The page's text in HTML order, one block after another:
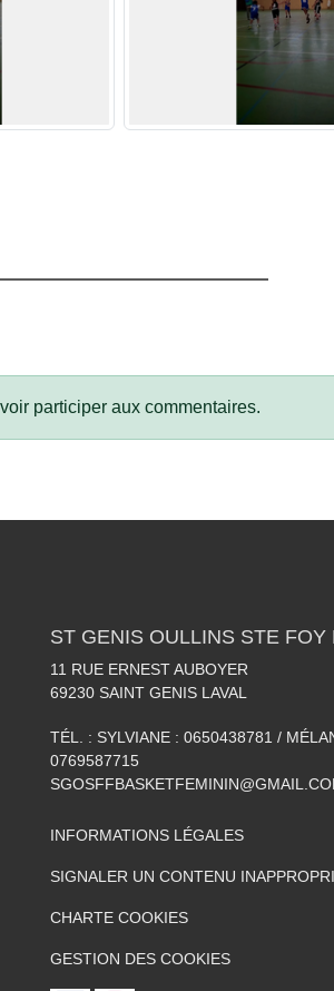
participer aux commentaires.
ST GENIS OULLINS STE FOY
11 RUE ERNEST AUBOYER
69230 SAINT GENIS LAVAL
TÉL. : SYLVIANE : 0650438781 /
0769587715
INFORMATIONS LÉGALES
SIGNALER UN CONTENU
CHARTE COOKIES
GESTION DES COOKIES